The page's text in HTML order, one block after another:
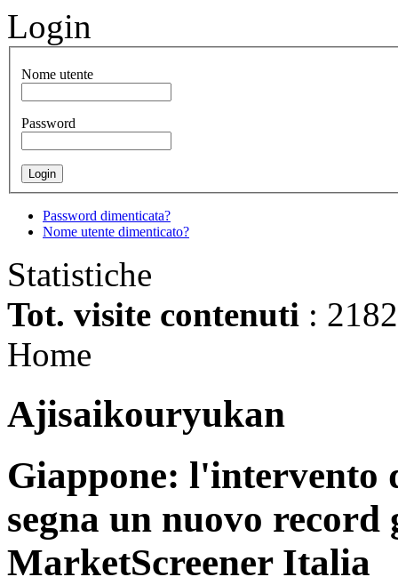
Login
Nome utente
Password
Password dimenticata?
Nome utente dimenticato?
Statistiche
Tot. visite contenuti :
Home
Ajisaikouryukan
Giappone: l'intervento
segna un nuovo
MarketScreener Italia